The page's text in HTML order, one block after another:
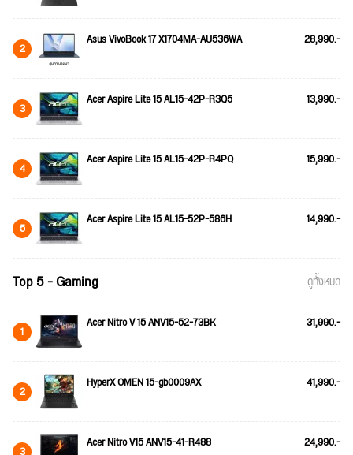
2 Asus VivoBook 17 X1704MA-AU536WA 28,990.-
3 Acer Aspire Lite 15 AL15-42P-R3Q5 13,990.-
4 Acer Aspire Lite 15 AL15-42P-R4PQ 15,990.-
5 Acer Aspire Lite 15 AL15-52P-586H 14,990.-
Top 5 - Gaming ดูทั้งหมด
1 Acer Nitro V 15 ANV15-52-73BK 31,990.-
2 HyperX OMEN 15-gb0009AX 41,990.-
Acer Nitro V15 ANV15-41-R488 24,990.-